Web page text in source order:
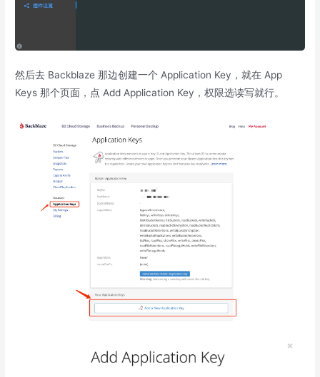
然后去 Backblaze 那边创建一个 Application Key，就在 App
Keys 那个页面，点 Add Application Key，权限选读写就行。